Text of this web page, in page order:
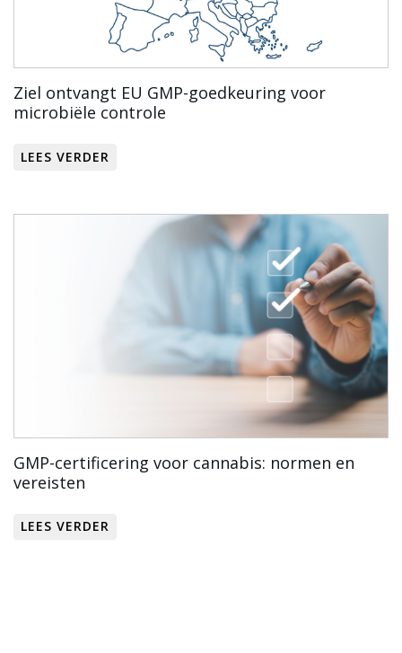
Ziel ontvangt EU GMP-goedkeuring voor
microbiële controle
LEES VERDER
GMP-certificering voor cannabis: normen en
vereisten
LEES VERDER